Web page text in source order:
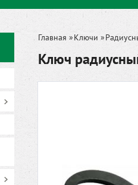
Главная »Ключи »
Ключ